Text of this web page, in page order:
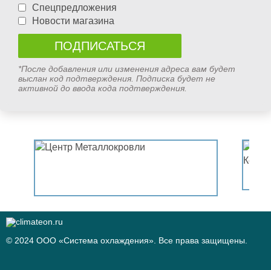
Спецпредложения
Новости магазина
*После добавления или изменения адреса вам будет
выслан код подтверждения. Подписка будет не
активной до ввода кода подтверждения.
© 2024 ООО «Система охлаждения». Все права защищены.